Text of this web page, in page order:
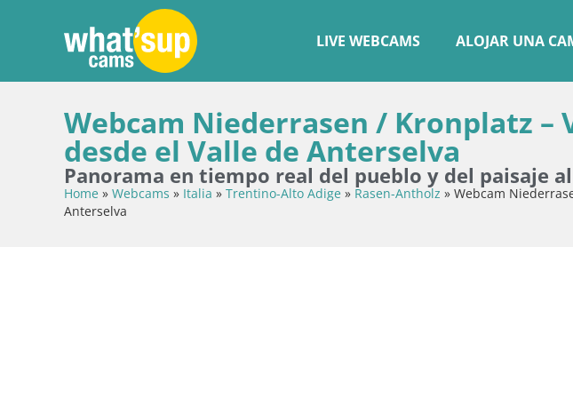
LIVE WEBCAMS ALOJAR UNA
Webcam Niederrasen / Kronplatz –
desde el Valle de Anterselva
Panorama en tiempo real del pueblo y del paisaje
Home » Webcams » Italia » Trentino-Alto Adige » Rasen-Antholz » Webcam
Anterselva